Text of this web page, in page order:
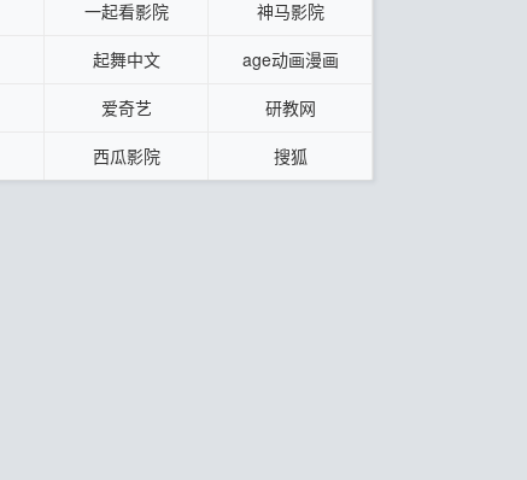
一起看影院
神马影院
起舞中文
age动画漫画
爱奇艺
研教网
西瓜影院 搜狐